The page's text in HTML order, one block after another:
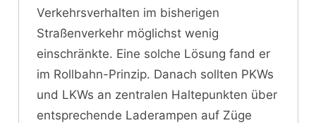
Verkehrsverhalten im bisherigen
Straßenverkehr möglichst wenig
einschränkte. Eine solche Lösung fand er
im Rollbahn-Prinzip. Danach sollten PKWs
und LKWs an zentralen Haltepunkten über
entsprechende Laderampen auf Züge